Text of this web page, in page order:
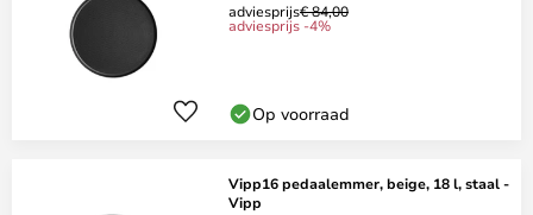
adviesprijs€ 84,00
adviesprijs -4%
Op voorraad
Vipp16 pedaalemmer, beige, 18 l, staal -
Vipp